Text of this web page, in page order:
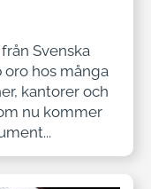
Svenska
oro hos många
kantorer och
nu kommer